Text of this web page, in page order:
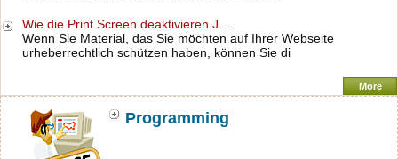
Wie die Print Screen deaktivieren J…
Wenn Sie Material, das Sie möchten auf Ihrer Webseite
urheberrechtlich schützen haben, können Sie di
More
Programming